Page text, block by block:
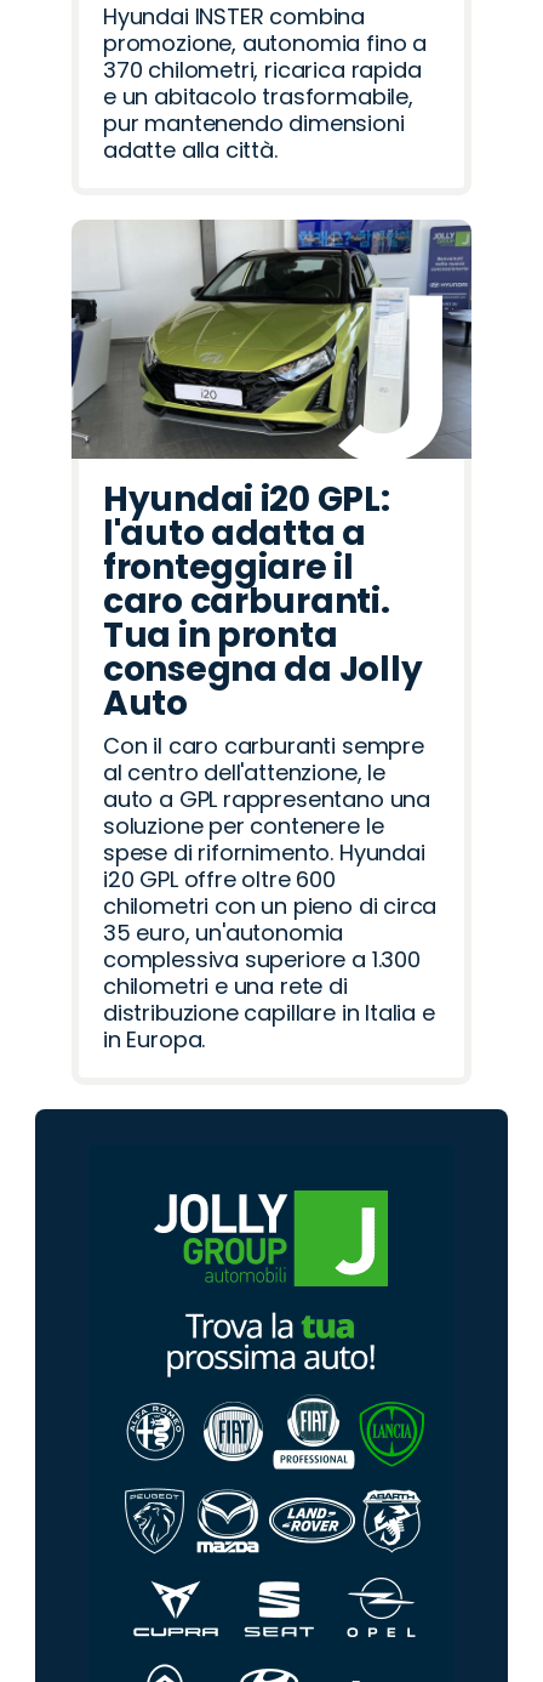
Hyundai INSTER combina
promozione, autonomia fino a
370 chilometri, ricarica rapida
e un abitacolo trasformabile,
pur mantenendo dimensioni
adatte alla città.
Hyundai i20 GPL:
l'auto adatta a
fronteggiare il
caro carburanti.
Tua in pronta
consegna da Jolly
Auto
Con il caro carburanti sempre
al centro dell'attenzione, le
auto a GPL rappresentano una
soluzione per contenere le
spese di rifornimento. Hyundai
i20 GPL offre oltre 600
chilometri con un pieno di circa
35 euro, un'autonomia
complessiva superiore a 1.300
chilometri e una rete di
distribuzione capillare in Italia e
in Europa.